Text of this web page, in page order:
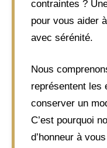
contraintes ?
pour vous aider
avec sérénité.
Nous
représentent les
conserver un
C’est pourquoi
d’honneur à